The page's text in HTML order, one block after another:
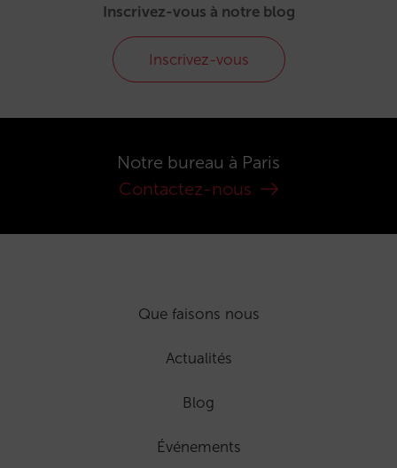
Inscrivez-vous à notre blog
Inscrivez-vous
Notre bureau à Paris
Contactez-nous
Que faisons nous
Actualités
Blog
Événements